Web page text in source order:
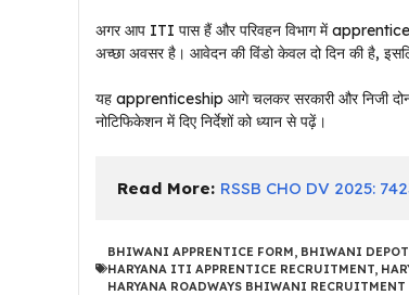
अगर आप ITI पास हैं और परिवहन विभाग में
अच्छा अवसर है। आवेदन की विंडो केवल दो दिन की है,
यह apprenticeship आगे चलकर सरकारी और निजी दोनों
नोटिफिकेशन में दिए निर्देशों को ध्यान से पढ़ें।
Read More: RSSB CHO DV 2025: 7423
BHIWANI APPRENTICE FORM BHIWANI
HARYANA ITI APPRENTICE RECRUITMENT
HARYANA ROADWAYS BHIWANI